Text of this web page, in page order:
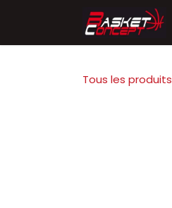
Tous les produits